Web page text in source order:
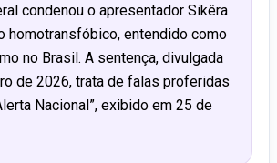
condenou o apresentador Sikêra
homotransfóbico, entendido como
no Brasil. A sentença, divulgada
de 2026, trata de falas proferidas
Nacional”, exibido em 25 de